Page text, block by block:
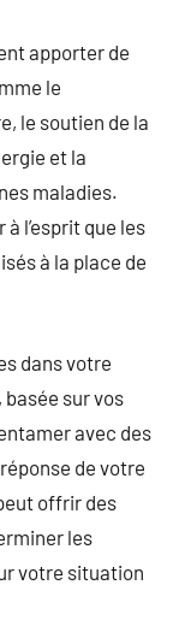
apporter de
le
le soutien de la
et la
maladies.
l’esprit que les
à la place de
dans votre
sur vos
avec des
de votre
offrir des
les
votre situation